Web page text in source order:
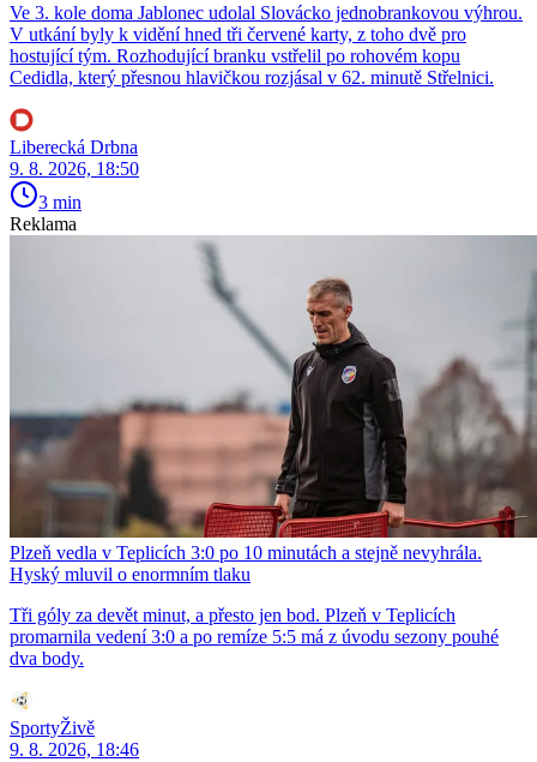
Ve 3. kole doma Jablonec udolal Slovácko jednobrankovou výhrou.
V utkání byly k vidění hned tři červené karty, z toho dvě pro
hostující tým. Rozhodující branku vstřelil po rohovém kopu
Cedidla, který přesnou hlavičkou rozjásal v 62. minutě Střelnici.
Liberecká Drbna
9. 8. 2026, 18:50
3 min
Reklama
Plzeň vedla v Teplicích 3:0 po 10 minutách a stejně nevyhrála.
Hyský mluvil o enormním tlaku
Tři góly za devět minut, a přesto jen bod. Plzeň v Teplicích
promarnila vedení 3:0 a po remíze 5:5 má z úvodu sezony pouhé
dva body.
SportyŽivě
9. 8. 2026, 18:46